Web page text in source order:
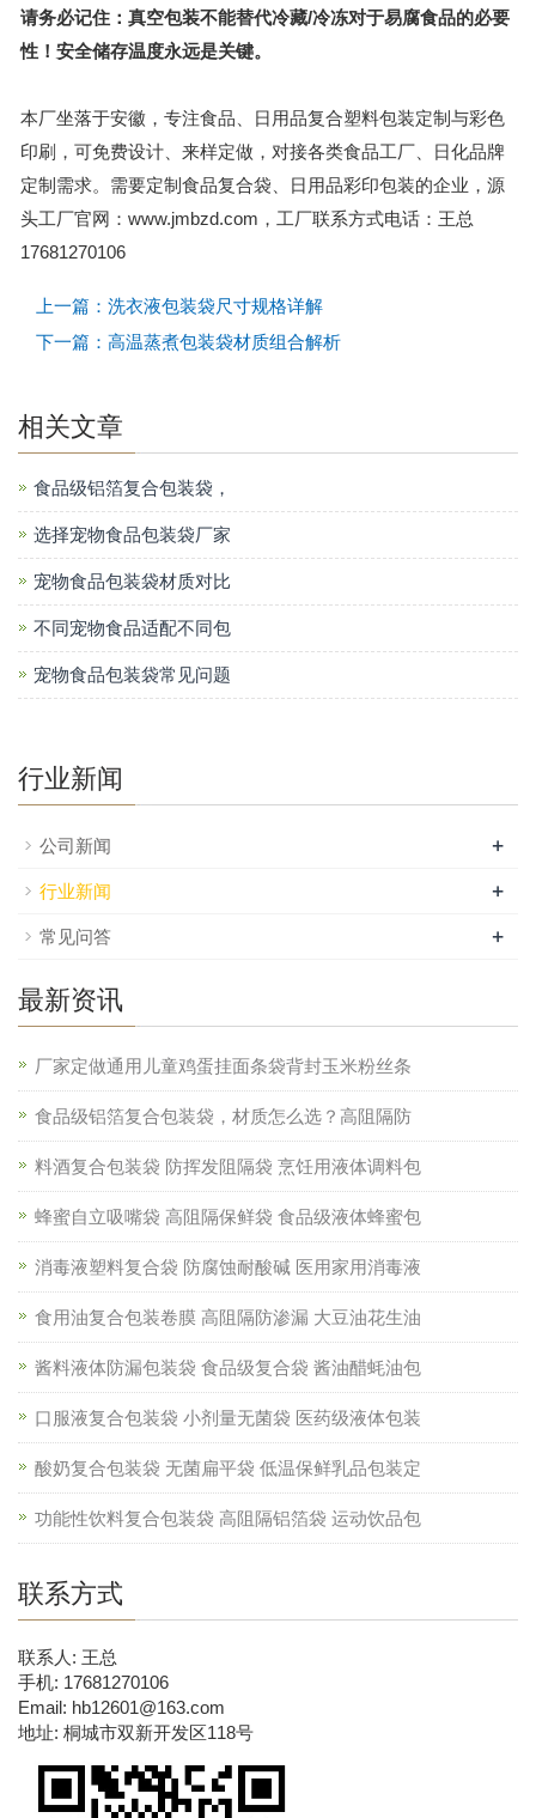
请务必记住：真空包装不能替代冷藏/冷冻对于易腐食品的必要
性！安全储存温度永远是关键。
本厂坐落于安徽，专注食品、日用品复合塑料包装定制与彩色
印刷，可免费设计、来样定做，对接各类食品工厂、日化品牌
定制需求。需要定制食品复合袋、日用品彩印包装的企业，源
头工厂官网：www.jmbzd.com，工厂联系方式电话：王总
17681270106
上一篇：洗衣液包装袋尺寸规格详解
下一篇：高温蒸煮包装袋材质组合解析
相关文章
食品级铝箔复合包装袋，
选择宠物食品包装袋厂家
宠物食品包装袋材质对比
不同宠物食品适配不同包
宠物食品包装袋常见问题
行业新闻
公司新闻 +
行业新闻 +
常见问答 +
最新资讯
厂家定做通用儿童鸡蛋挂面条袋背封玉米粉丝条
食品级铝箔复合包装袋，材质怎么选？高阻隔防
料酒复合包装袋 防挥发阻隔袋 烹饪用液体调料包
蜂蜜自立吸嘴袋 高阻隔保鲜袋 食品级液体蜂蜜包
消毒液塑料复合袋 防腐蚀耐酸碱 医用家用消毒液
食用油复合包装卷膜 高阻隔防渗漏 大豆油花生油
酱料液体防漏包装袋 食品级复合袋 酱油醋蚝油包
口服液复合包装袋 小剂量无菌袋 医药级液体包装
酸奶复合包装袋 无菌扁平袋 低温保鲜乳品包装定
功能性饮料复合包装袋 高阻隔铝箔袋 运动饮品包
联系方式
联系人: 王总
手机: 17681270106
Email: hb12601@163.com
地址: 桐城市双新开发区118号